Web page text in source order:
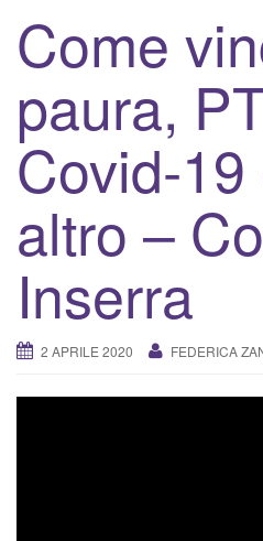
Come
paura,
Covid-
altro –
Inserra
2 APRILE 2020 FEDERICA